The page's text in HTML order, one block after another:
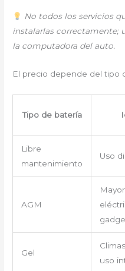
No todos los servicios
instalarlas correctamente;
la computadora del auto.
El precio depende del tipo
Tipo de batería
Libre
mantenimiento
Uso
AGM
Gel
uso